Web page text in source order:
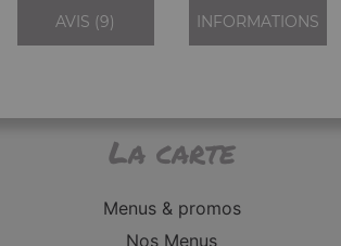
AVIS (9) INFORMATIONS
La carte
Menus & promos
Nos Menus